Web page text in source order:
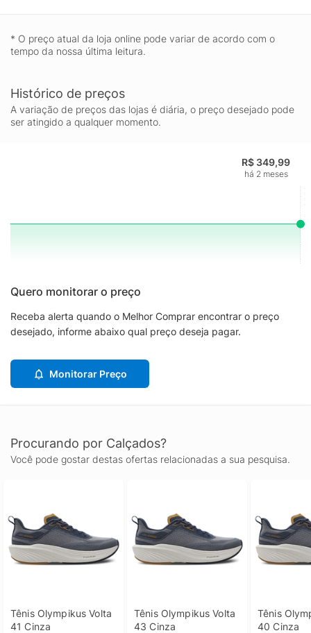
* O preço atual da loja online pode variar de acordo com o
tempo da nossa última leitura.
Histórico de preços
A variação de preços das lojas é diária, o preço desejado pode
ser atingido a qualquer momento.
R$ 349,99
há 2 meses
Quero monitorar o preço
Receba alerta quando o Melhor Comprar encontrar o preço
desejado, informe abaixo qual preço deseja pagar.
Monitorar Preço
Procurando por Calçados?
Você pode gostar destas ofertas relacionadas a sua pesquisa.
Tênis Olympikus Volta
41 Cinza
Tênis Olympikus Volta
43 Cinza
Tênis
40 Cinza